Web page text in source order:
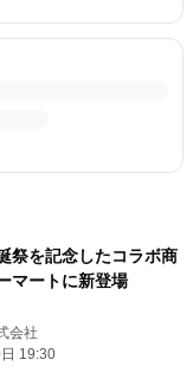
祭を記念したコラボ商
マートに新登場
会社
19:30